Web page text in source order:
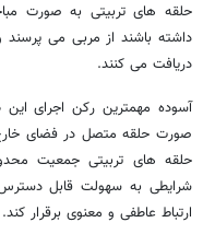
حلقه های تربیتی به صورت
داشته باشند از مربی می
دریافت می کنند.
آسوده مهمترین رکن اجرای این
صورت حلقه متصل در فضای
حلقه های تربیتی جمعیت
شرایطی به سهولت قابل
ارتباط عاطفی و معنوی برقرار کند.